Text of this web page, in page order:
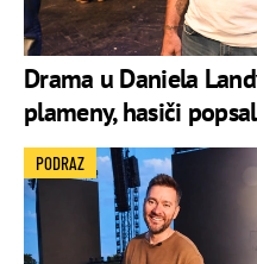
Drama u Daniela
plameny, hasiči
PODRAZ